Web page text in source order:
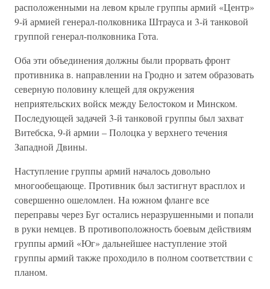
расположенными на левом крыле группы армий «Центр»
9-й армией генерал-полковника Штрауса и 3-й танковой
группой генерал-полковника Гота.
Оба эти объединения должны были прорвать фронт
противника в. направлении на Гродно и затем образовать
северную половину клещей для окружения
неприятельских войск между Белостоком и Минском.
Последующей задачей 3-й танковой группы был захват
Витебска, 9-й армии – Полоцка у верхнего течения
Западной Двины.
Наступление группы армий началось довольно
многообещающе. Противник был застигнут врасплох и
совершенно ошеломлен. На южном фланге все
переправы через Буг остались неразрушенными и попали
в руки немцев. В противоположность боевым действиям
группы армий «Юг» дальнейшее наступление этой
группы армий также проходило в полном соответствии с
планом.